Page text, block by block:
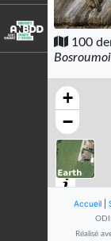
100
+
−
Accueil
Réalisé